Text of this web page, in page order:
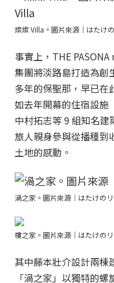
燦燦 Villa。圖片來源｜はたけ
事實上，THE
集團將淡路島打造為創
多年的保聖那，早已在
如去年開幕的住宿設施
中村拓志等 9 組知名
旅人親身參與從播種到
土地的感動。
渦之家。圖片來源｜はたけの
樓之家。圖片來源｜はたけの
其中藤本壯介設計兩棟
「渦之家」以獨特的